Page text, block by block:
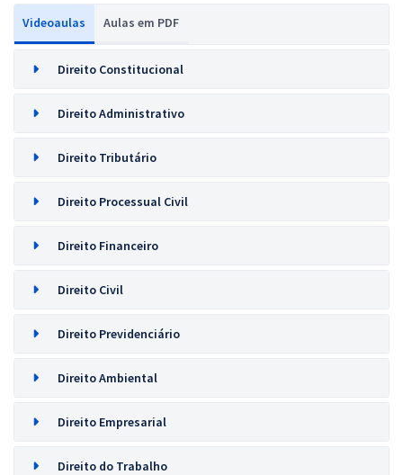
Videoaulas Aulas em PDF
Direito Constitucional
Direito Administrativo
Direito Tributário
Direito Processual Civil
Direito Financeiro
Direito Civil
Direito Previdenciário
Direito Ambiental
Direito Empresarial
Direito do Trabalho